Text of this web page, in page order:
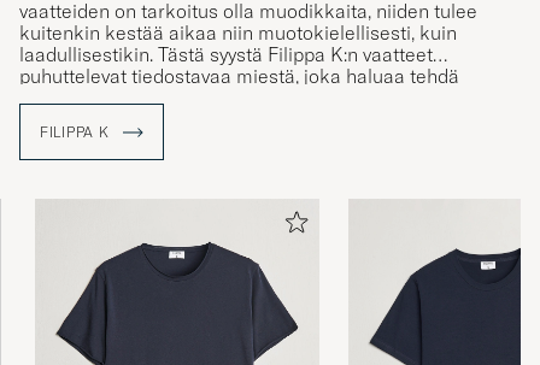
vaatteiden on tarkoitus olla muodikkaita, niiden tulee
kuitenkin kestää aikaa niin muotokielellisesti, kuin
laadullisestikin. Tästä syystä Filippa K:n vaatteet
puhuttelevat tiedostavaa miestä, joka haluaa tehdä
kestäviä valintoja.
Merkki on perustettu 1993 Tukholmassa, Ruotsissa ja yksi
merkin perustajista oli Filippa Knutsson, kenen mukaan
julkaistiin 1998 perustuen yrityksen perusarvoihin tyyliin,
yksinkertaisuuteen ja laadukkuuteen.
FILIPPA K